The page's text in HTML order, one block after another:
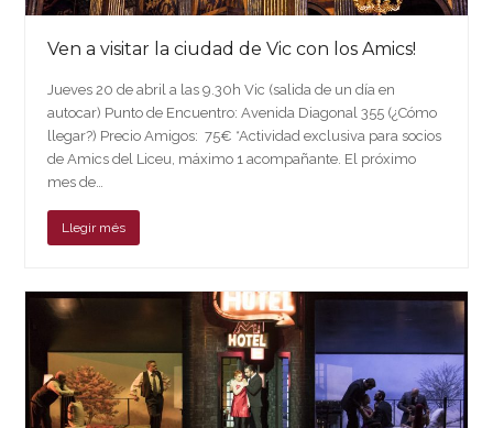
Ven a visitar la ciudad de Vic con los Amics!
Jueves 20 de abril a las 9.30h Vic (salida de un día en
autocar) Punto de Encuentro: Avenida Diagonal 355 (¿Cómo
llegar?) Precio Amigos: 75€ *Actividad exclusiva para socios
de Amics del Liceu, máximo 1 acompañante. El próximo
mes de…
Llegir més